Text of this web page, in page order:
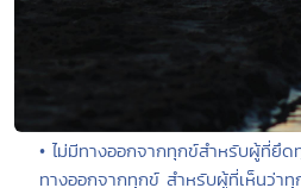
• ไม่มีทางออกจากทุกข์สำหรับผู้ที่ยึ
ทางออกจากทุกข์ สำหรับผู้ที่เห็นว่า